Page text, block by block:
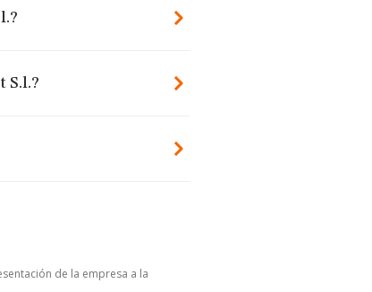
S.l.?
de la empresa a la